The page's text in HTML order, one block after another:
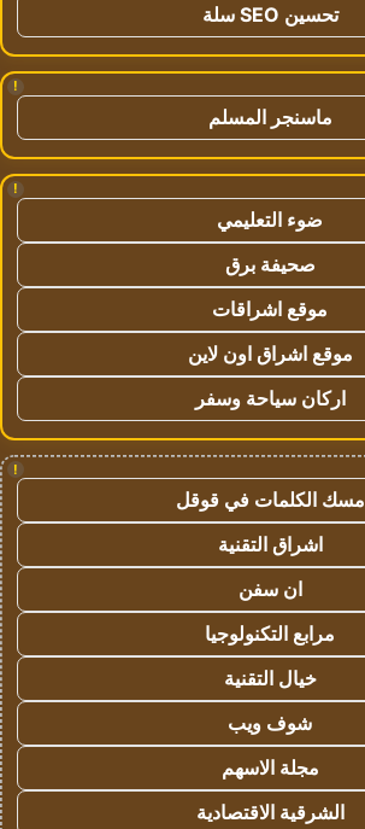
تحسين SEO سلة
!
ماسنجر المسلم
!
ضوء التعليمي
صحيفة برق
موقع اشراقات
موقع اشراق اون لاين
اركان سياحة وسفر
!
مسك الكلمات في قوقل
اشراق التقنية
ان سفن
مرابع التكنولوجيا
خيال التقنية
شوف ويب
مجلة الاسهم
الشرقية الاقتصادية